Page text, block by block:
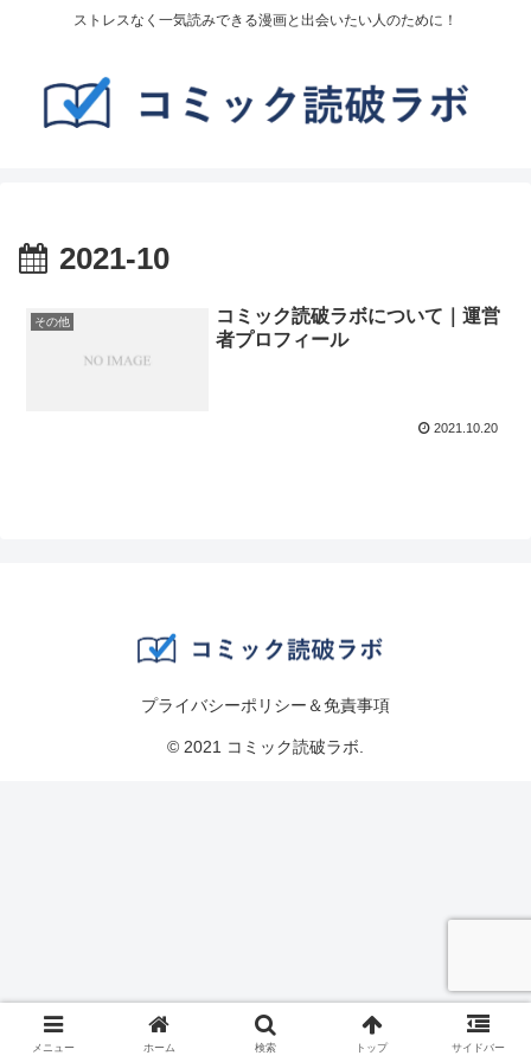
ストレスなく一気読みできる漫画と出会いたい人のために！
2021-10
その他
コミック読破ラボについて｜運営
者プロフィール
2021.10.20
プライバシーポリシー＆免責事項
© 2021 コミック読破ラボ.
メニュー ホーム 検索 トップ サイドバー